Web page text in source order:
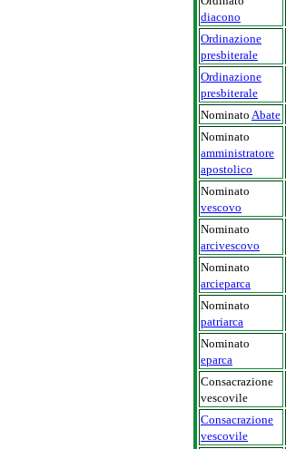
diacono
Ordinazione
presbiterale
Ordinazione
presbiterale
Nominato Abate
Nominato
amministratore
apostolico
Nominato
vescovo
Nominato
arcivescovo
Nominato
arcieparca
Nominato
patriarca
Nominato
eparca
Consacrazione
vescovile
Consacrazione
vescovile